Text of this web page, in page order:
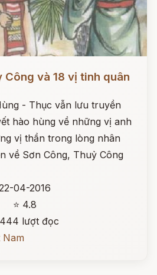
Công và 18 vị tinh quân
- Thục vẫn lưu truyền
hào hùng về những vị anh
vị thần trong lòng nhân
về Sơn Công, Thuỷ Công
04-2016
⭐ 4.8
lượt đọc